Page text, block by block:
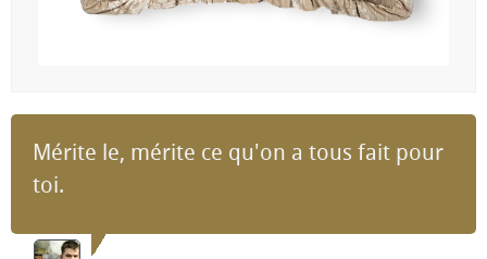
Mérite le, mérite ce qu'on a tous fait pour
toi.